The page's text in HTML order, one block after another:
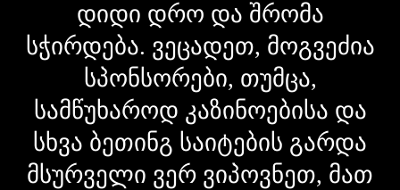
დიდი დრო და შრომა
სჭირდება. ვეცადეთ, მოგვეძია
სპონსორები, თუმცა,
სამწუხაროდ კაზინოებისა და
სხვა ბეთინგ საიტების გარდა
მსურველი ვერ ვიპოვნეთ, მათ